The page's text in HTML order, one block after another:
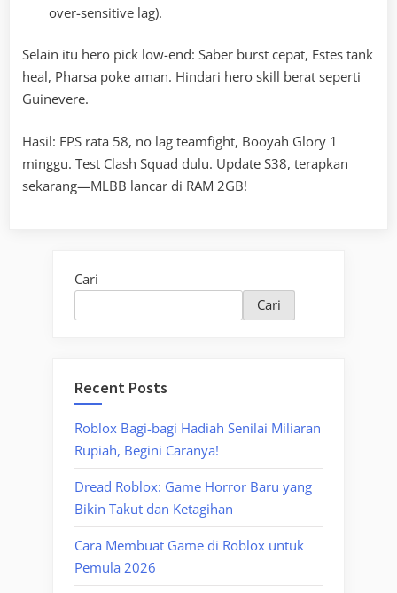
over-sensitive lag).
Selain itu hero pick low-end: Saber burst cepat, Estes tank
heal, Pharsa poke aman. Hindari hero skill berat seperti
Guinevere.
Hasil: FPS rata 58, no lag teamfight, Booyah Glory 1
minggu. Test Clash Squad dulu. Update S38, terapkan
sekarang—MLBB lancar di RAM 2GB!
Cari
Cari
Recent Posts
Roblox Bagi-bagi Hadiah Senilai Miliaran
Rupiah, Begini Caranya!
Dread Roblox: Game Horror Baru yang
Bikin Takut dan Ketagihan
Cara Membuat Game di Roblox untuk
Pemula 2026